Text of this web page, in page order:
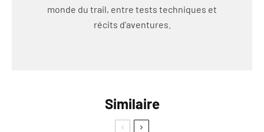
monde du trail, entre tests techniques et
récits d'aventures.
Similaire